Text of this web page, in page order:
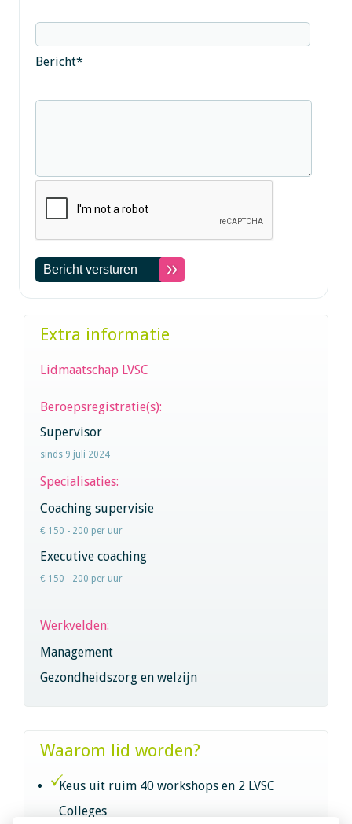
Bericht*
Extra informatie
Lidmaatschap LVSC
Beroepsregistratie(s):
Supervisor
sinds 9 juli 2024
Specialisaties:
Coaching supervisie
€ 150 - 200 per uur
Executive coaching
€ 150 - 200 per uur
Werkvelden:
Management
Gezondheidszorg en welzijn
Waarom lid worden?
Keus uit ruim 40 workshops en 2 LVSC
Colleges